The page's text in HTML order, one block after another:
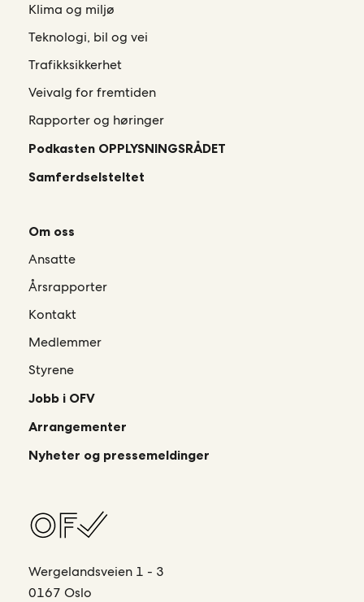
Klima og miljø
Teknologi, bil og vei
Trafikksikkerhet
Veivalg for fremtiden
Rapporter og høringer
Podkasten OPPLYSNINGSRÅDET
Samferdselsteltet
Om oss
Ansatte
Årsrapporter
Kontakt
Medlemmer
Styrene
Jobb i OFV
Arrangementer
Nyheter og pressemeldinger
Wergelandsveien 1 - 3
0167 Oslo